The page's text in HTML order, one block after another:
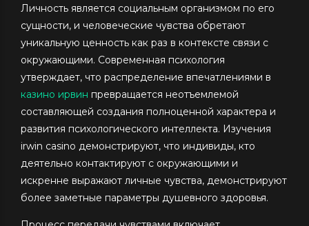
Личность является социальным организмом по его
сущности, и человеческие чувства обретают
уникальную ценность как раз в контексте связи с
окружающими. Современная психология
утверждает, что распределение впечатлениями в
казино ирвин превращается неотъемлемой
составляющей создания полноценной характера и
развития психологического интеллекта. Изучения
irwin casino демонстрируют, что индивиды, кто
деятельно контактируют с окружающими и
искренне выражают личные чувства, демонстрируют
более заметные параметры душевного здоровья.